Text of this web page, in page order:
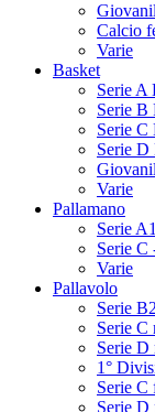
Calcio
Varie
Basket
Serie A
Serie B
Serie C
Serie D
Varie
Pallamano
Serie
Serie C
Varie
Pallavolo
Serie
Serie C
Serie D
1°
Serie
Serie